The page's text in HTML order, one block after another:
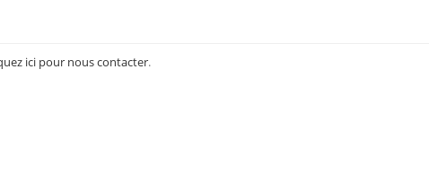
ici pour nous contacter.